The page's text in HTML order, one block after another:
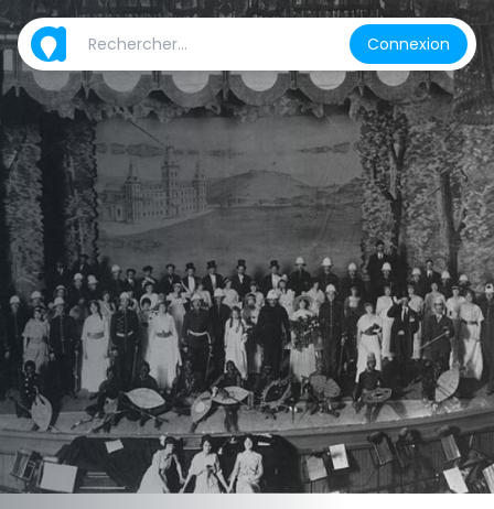
Connexion